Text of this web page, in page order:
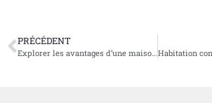
PRÉCÉDENT
Explorer les avantages d’une maison biosourcée pour un habitat durable